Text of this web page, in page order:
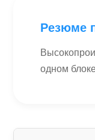
Резюме
одном